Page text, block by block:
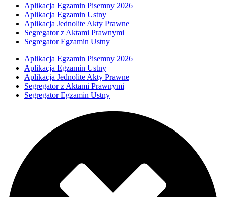
Aplikacja Egzamin Pisemny 2026
Aplikacja Egzamin Ustny
Aplikacja Jednolite Akty Prawne
Segregator z Aktami Prawnymi
Segregator Egzamin Ustny
Aplikacja Egzamin Pisemny 2026
Aplikacja Egzamin Ustny
Aplikacja Jednolite Akty Prawne
Segregator z Aktami Prawnymi
Segregator Egzamin Ustny